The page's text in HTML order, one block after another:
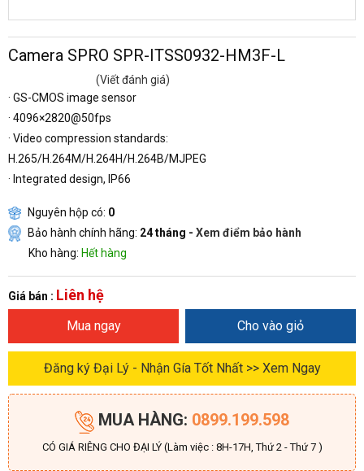
Camera SPRO SPR-ITSS0932-HM3F-L
(Viết đánh giá)
· GS-CMOS image sensor
· 4096×2820@50fps
· Video compression standards:
H.265/H.264M/H.264H/H.264B/MJPEG
· Integrated design, IP66
Nguyên hộp có: 0
Bảo hành chính hãng: 24 tháng - Xem điểm bảo hành
Kho hàng: Hết hàng
Giá bán : Liên hệ
Mua ngay Cho vào giỏ
Đăng ký Đại Lý - Nhận Gía Tốt Nhất >> Xem Ngay
MUA HÀNG: 0899.199.598
CÓ GIÁ RIÊNG CHO ĐẠI LÝ (Làm việc : 8H-17H, Thứ 2 - Thứ 7 )